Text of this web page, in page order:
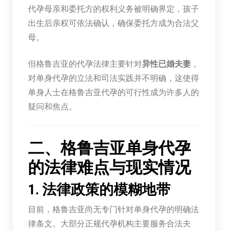
代孕母亲和委托方的权利义务被明确界定，孩子
出生后亲权可依法确认，确保委托方成为合法父
母。
但格鲁吉亚的代孕法律主要针对异性已婚夫妻，
对单身代孕的立法和司法实践并不明确，这使得
单身人士在格鲁吉亚代孕的可行性成为许多人的
疑问和焦点。
二、格鲁吉亚单身代孕
的法律难点与现实情况
1. 法律政策的模糊地带
目前，格鲁吉亚尚无专门针对单身代孕的明确法
律条文。大部分正规代孕机构主要服务合法夫